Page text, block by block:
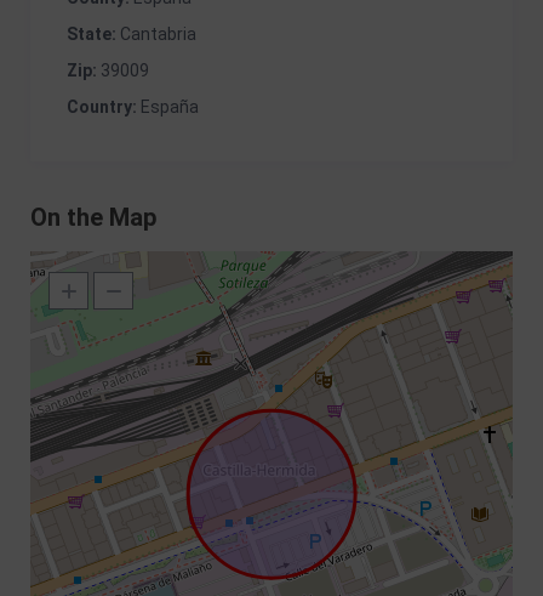
State: Cantabria
Zip: 39009
Country: España
On the Map